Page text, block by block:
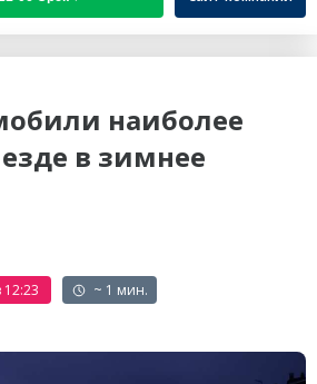
наиболее
в зимнее
12:23
~ 1 мин.